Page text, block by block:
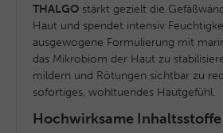
THALGO stärkt gezielt die
Haut und spendet intensiv
ausgewogene Formulierung mit
das Mikrobiom der Haut zu
mildern und Rötungen sichtbar zu
sofortiges, wohltuendes Hautgefühl.
Hochwirksame Inhaltsstoffe